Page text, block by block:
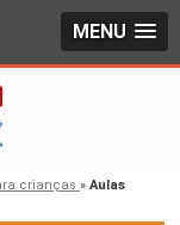
MENU
crianças » Aulas